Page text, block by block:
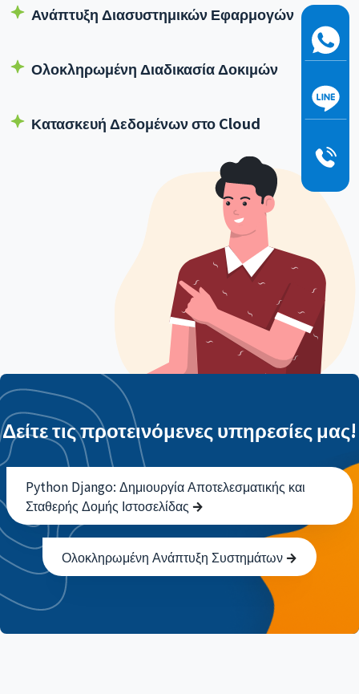
Ανάπτυξη Διασυστημικών Εφαρμογών
Ολοκληρωμένη Διαδικασία Δοκιμών
Κατασκευή Δεδομένων στο Cloud
Δείτε τις προτεινόμενες υπηρεσίες μας!
Python Django: Δημιουργία Αποτελεσματικής και
Σταθερής Δομής Ιστοσελίδας
Ολοκληρωμένη Ανάπτυξη Συστημάτων